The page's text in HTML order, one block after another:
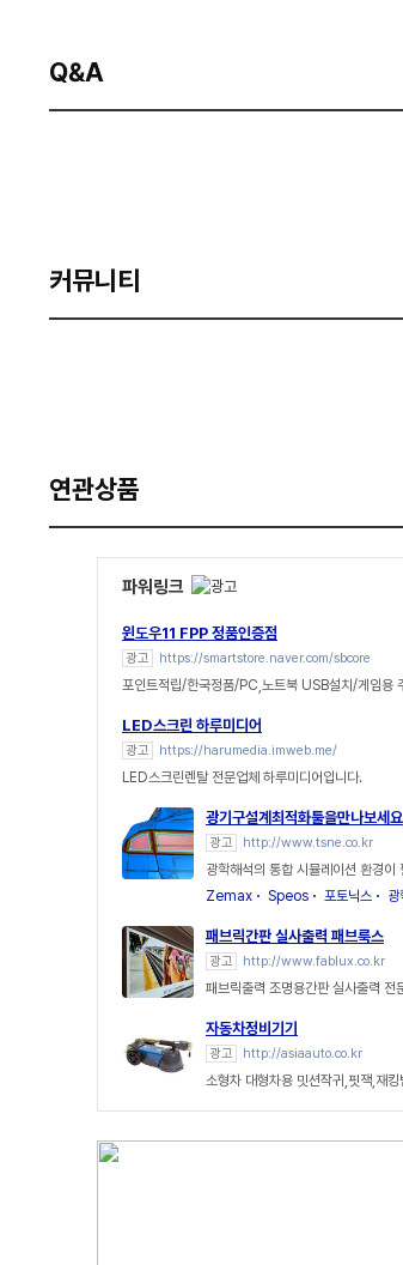
Q&A
커뮤니티
연관상품
파워링크
윈도우11 FPP 정품인증점
광고 https://smartstore.naver.com/sbcore
포인트적립/한국정품/PC,노트북 USB설치/게임용
LED스크린 하루미디어
광고 https://harumedia.imweb.me/
LED스크린렌탈 전문업체 하루미디어입니다.
광기구설계최적화툴을만나보세요
광고 http://www.tsne.co.kr
광학해석의 통합 시뮬레이션 환경이
Zemax
Speos 포토닉스 광
패브릭간판 실사출력 패브룩스
광고 http://www.fablux.co.kr
패브릭출력 조명용간판 실사출력 전
자동차정비기기
광고 http://asiaauto.co.kr
소형차 대형차용 밋션작귀,핏잭,재